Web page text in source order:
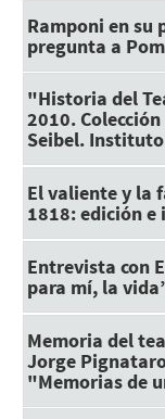
Ramponi en su
pregunta a
"Historia del
2010.
Seibel.
El valiente y la
1818: edición
Entrevista con
para mí, la
Memoria del
Jorge
"Memorias de